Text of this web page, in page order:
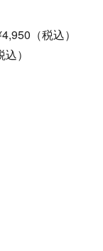
（税込）
）